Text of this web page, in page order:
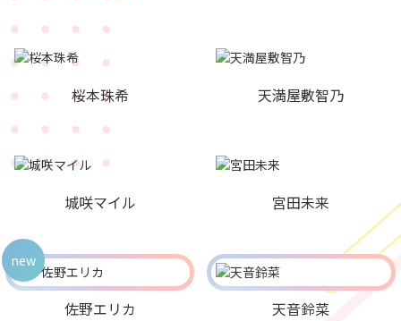
桜本珠希 天満屋敷智乃
城咲マイル 宮田未来
佐野エリカ
new
天音鈴菜